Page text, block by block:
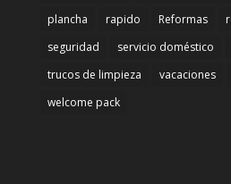
plancha
rapido Reformas
seguridad
servicio doméstico
trucos de limpieza
vacaciones
welcome pack